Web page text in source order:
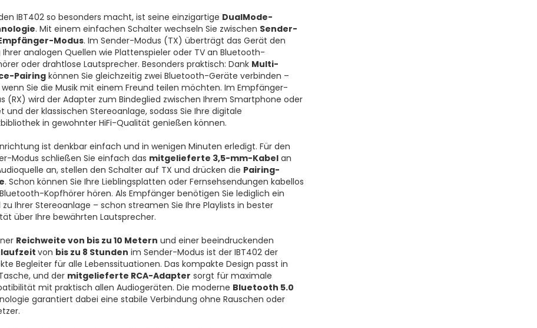
IBT402 so besonders macht, ist seine einzigartige DualMode-
. Mit einem einfachen Schalter wechseln Sie zwischen Sender-
Modus. Im Sender-Modus (TX) überträgt das Gerät den
Ihrer analogen Quellen wie Plattenspieler oder TV an Bluetooth-
oder drahtlose Lautsprecher. Besonders praktisch: Dank Multi-
Pairingkönnen Sie gleichzeitig zwei Bluetooth-Geräte verbinden –
wenn Sie die Musik mit einem Freund teilen möchten. Im Empfänger-
(RX) wird der Adapter zum Bindeglied zwischen Ihrem Smartphone oder
und der klassischen Stereoanlage, sodass Sie Ihre digitale
in gewohnter HiFi-Qualität genießen können.
ist denkbar einfach und in wenigen Minuten erledigt. Für den
Modus schließen Sie einfach das mitgelieferte 3,5-mm-Kabelan
an, stellen den Schalter auf TX und drücken die Pairing-
. Schon können Sie Ihre Lieblingsplatten oder Fernsehsendungen kabellos
Kopfhörer hören. Als Empfänger benötigen Sie lediglich ein
zu Ihrer Stereoanlage – schon streamen Sie Ihre Playlists in bester
über Ihre bewährten Lautsprecher.
Reichweite von bis zu 10 Metern und einer beeindruckenden
von bis zu 8 Stunden im Sender-Modus ist der IBT402 der
Begleiter für alle Lebenssituationen. Das kompakte Design passt in
und der mitgelieferte RCA-Adapter sorgt für maximale
mit praktisch allen Audiogeräten. Die moderne Bluetooth 5.0
garantiert dabei eine stabile Verbindung ohne Rauschen oder